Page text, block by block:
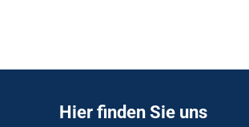
Hier finden Sie uns